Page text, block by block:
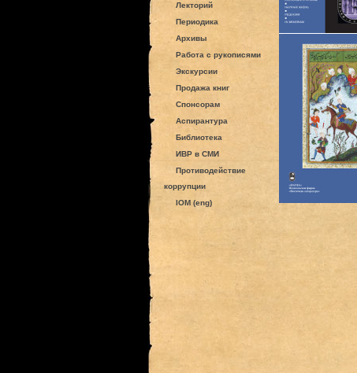
Лекторий
Периодика
Архивы
Работа с рукописями
Экскурсии
Продажа книг
Спонсорам
Аспирантура
Библиотека
ИВР в СМИ
Противодействие
коррупции
IOM (eng)